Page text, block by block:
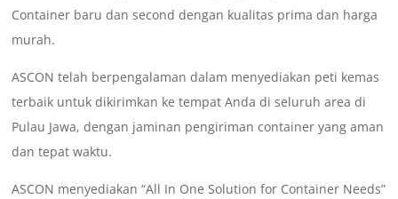
Container baru dan second dengan kualitas prima dan harga
murah.
ASCON telah berpengalaman dalam menyediakan peti kemas
terbaik untuk dikirimkan ke tempat Anda di seluruh area di
Pulau Jawa, dengan jaminan pengiriman container yang aman
dan tepat waktu.
ASCON menyediakan “All In One Solution for Container Needs”